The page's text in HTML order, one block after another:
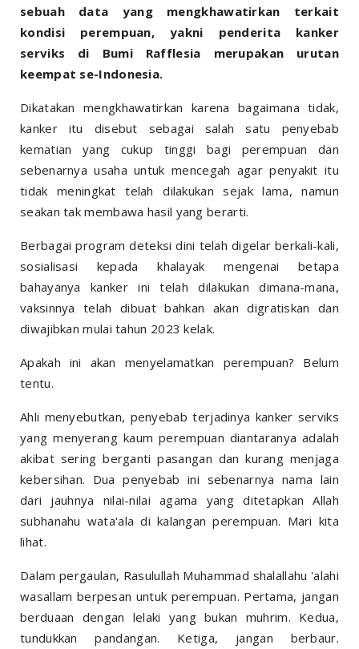
sebuah data yang mengkhawatirkan terkait
kondisi perempuan, yakni penderita kanker
serviks di Bumi Rafflesia merupakan urutan
keempat se-Indonesia.
Dikatakan mengkhawatirkan karena bagaimana tidak,
kanker itu disebut sebagai salah satu penyebab
kematian yang cukup tinggi bagi perempuan dan
sebenarnya usaha untuk mencegah agar penyakit itu
tidak meningkat telah dilakukan sejak lama, namun
seakan tak membawa hasil yang berarti.
Berbagai program deteksi dini telah digelar berkali-kali,
sosialisasi kepada khalayak mengenai betapa
bahayanya kanker ini telah dilakukan dimana-mana,
vaksinnya telah dibuat bahkan akan digratiskan dan
diwajibkan mulai tahun 2023 kelak.
Apakah ini akan menyelamatkan perempuan? Belum
tentu.
Ahli menyebutkan, penyebab terjadinya kanker serviks
yang menyerang kaum perempuan diantaranya adalah
akibat sering berganti pasangan dan kurang menjaga
kebersihan. Dua penyebab ini sebenarnya nama lain
dari jauhnya nilai-nilai agama yang ditetapkan Allah
subhanahu wata'ala di kalangan perempuan. Mari kita
lihat.
Dalam pergaulan, Rasulullah Muhammad shalallahu 'alahi
wasallam berpesan untuk perempuan. Pertama, jangan
berduaan dengan lelaki yang bukan muhrim. Kedua,
tundukkan pandangan. Ketiga, jangan berbaur.